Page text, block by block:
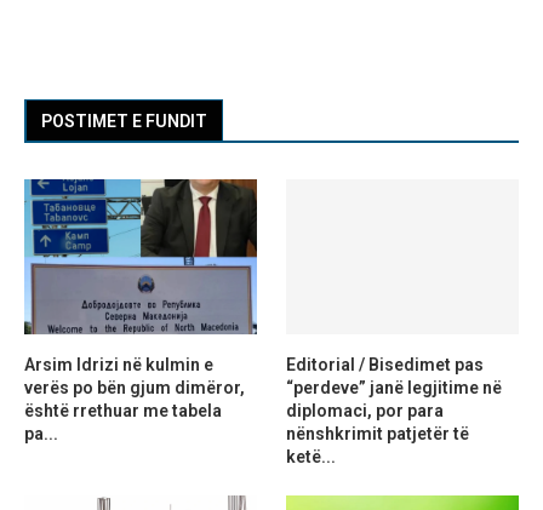
POSTIMET E FUNDIT
Arsim Idrizi në kulmin e
verës po bën gjum dimëror,
është rrethuar me tabela
pa...
Editorial / Bisedimet pas
“perdeve” janë legjitime në
diplomaci, por para
nënshkrimit patjetër të
ketë...